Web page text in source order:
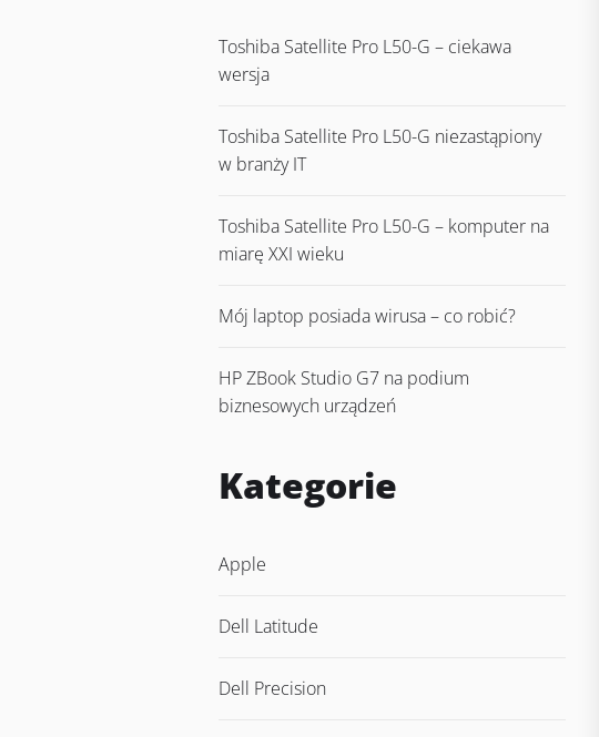
Toshiba Satellite Pro L50-G – ciekawa
wersja
Toshiba Satellite Pro L50-G niezastąpiony
w branży IT
Toshiba Satellite Pro L50-G – komputer na
miarę XXI wieku
Mój laptop posiada wirusa – co robić?
HP ZBook Studio G7 na podium
biznesowych urządzeń
Kategorie
Apple
Dell Latitude
Dell Precision